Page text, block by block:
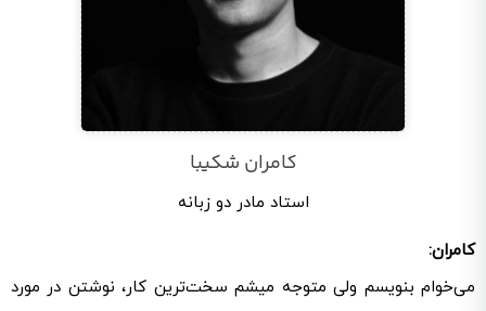
کامران شکیبا
استاد مادر دو زبانه
کامران:
می‌خوام بنویسم ولی متوجه میشم سخت‌ترین کار، نوشتن در مورد